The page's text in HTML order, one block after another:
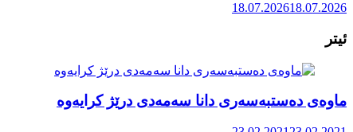
18.07.202618.07.2026
ئیتر
ماوەی دەستبەسەری دانا سەمەدی درێژ کرایەوە